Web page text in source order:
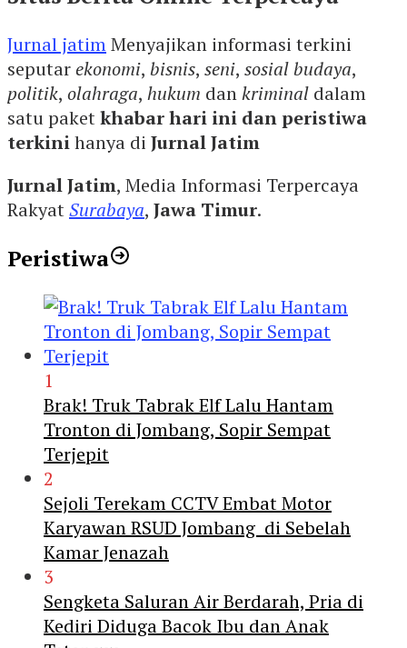
Jurnal jatimMenyajikan informasi terkini
seputarekonomi, bisnis, seni, sosial budaya,
politik, olahraga, hukum dankriminal dalam
satu paketkhabar hari ini dan peristiwa
terkinihanya di Jurnal Jatim
Jurnal Jatim, Media Informasi Terpercaya
RakyatSurabaya, Jawa Timur.
Peristiwa
1
Brak! Truk Tabrak Elf Lalu Hantam
Tronton di Jombang, Sopir Sempat
Terjepit
2
Sejoli Terekam CCTV Embat Motor
Karyawan RSUD Jombang di Sebelah
Kamar Jenazah
3
Sengketa Saluran Air Berdarah, Pria di
Kediri Diduga Bacok Ibu dan Anak